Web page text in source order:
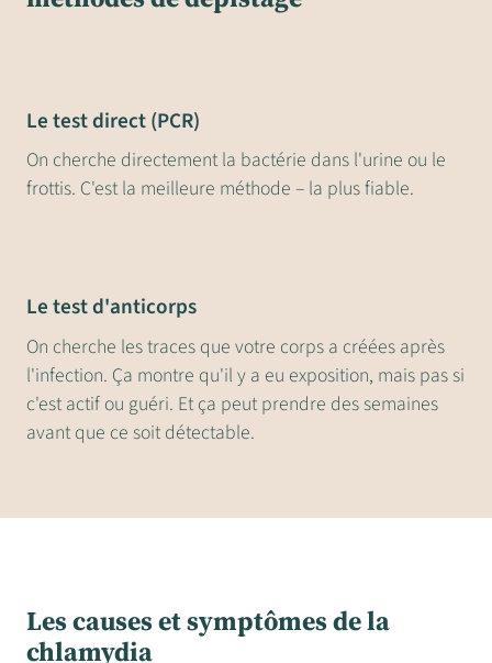
Le test direct (PCR)
On cherche directement la bactérie dans l'urine ou le
frottis. C'est la meilleure méthode – la plus fiable.
Le test d'anticorps
On cherche les traces que votre corps a créées après
l'infection. Ça montre qu'il y a eu exposition, mais pas si
c'est actif ou guéri. Et ça peut prendre des semaines
avant que ce soit détectable.
Les causes et symptômes de la
chlamydia